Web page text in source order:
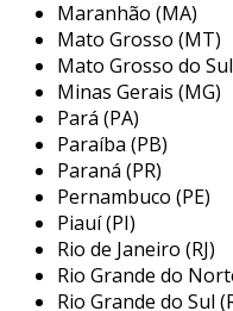
essa vedação é crucial
ambiente externo, os
principalmente, as
mecânicos é
bombas, compressores,
turbinas, reatores,
sopradores e sistemas a
diversas versões, como
duplo, magnético, entre
os selos são projetados
Maranhão (MA)
Mato Grosso (MT)
Mato Grosso do
Minas Gerais (MG)
Pará (PA)
Paraíba (PB)
Paraná (PR)
Pernambuco (PE)
Piauí (PI)
Rio de Janeiro (RJ)
Rio Grande do
Rio Grande do Sul